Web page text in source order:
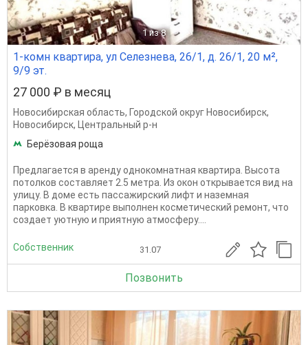
1 из 8
1-комн квартира, ул Селезнева, 26/1, д. 26/1, 20 м²,
9/9 эт.
27 000 ₽ в месяц
Новосибирская область, Городской округ Новосибирск,
Новосибирск,
Центральный р-н
Берёзовая роща
Предлагается в аренду однокомнатная квартира. Высота
потолков составляет 2.5 метра. Из окон открывается вид на
улицу. В доме есть пассажирский лифт и наземная
парковка. В квартире выполнен косметический ремонт, что
создает уютную и приятную атмосферу....
Собственник 31.07
Позвонить